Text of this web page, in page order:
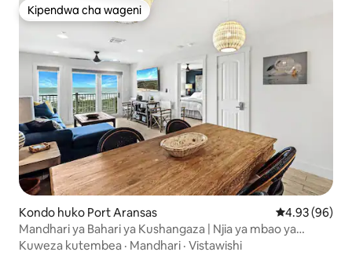
Kipendwa cha wageni
Kipendwa cha wageni
Kondo huko Port Aransas Ukadiriaji wa
4.93 (96)
Mandhari ya Bahari ya Kushangaza | Njia ya mbao ya
kuelekea Ufukweni
Kuweza kutembea · Mandhari · Vistawishi